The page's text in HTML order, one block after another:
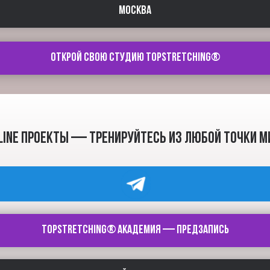
ОТКРОЙ СВОЮ СТУДИЮ TOPSTRETCHING®
МОСКВА
ПРОЕКТЫ — тренируйтесь из любой точки
TOPSTRETCHING® академия — предзапись